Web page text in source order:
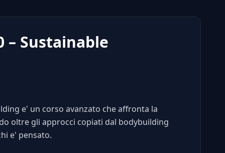
– Sustainable
e' un corso avanzato che affronta la
oltre gli approcci copiati dal bodybuilding
e' pensato.